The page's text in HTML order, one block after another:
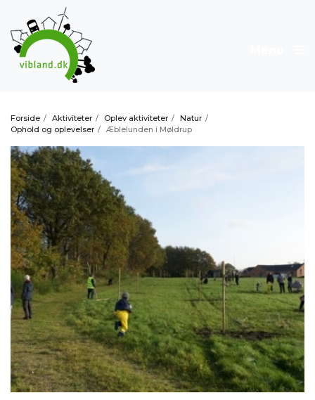
Forside / Aktiviteter / Oplev aktiviteter / Natur /
Ophold og oplevelser / Æblelunden i Møldrup